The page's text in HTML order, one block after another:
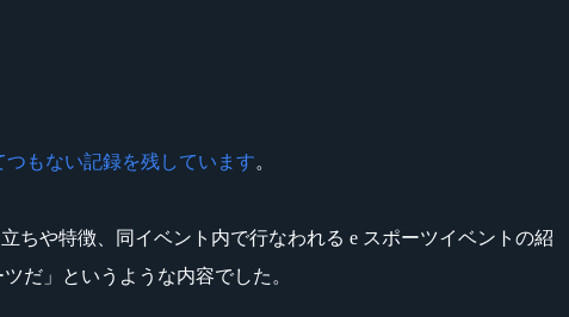
つもない記録を残しています。
ちや特徴、同イベント内で行なわれる e スポーツイベントの紹
だ」というような内容でした。